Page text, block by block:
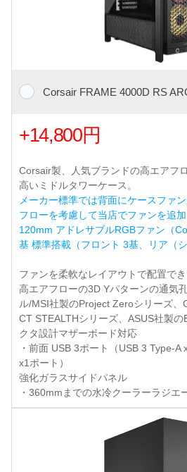
Corsair FRAME 4000D RS
+14,800円
Corsair製、人気ブランドの高エアフ
高いミドルタワーケース。
メーカー標準では背面にケースファ
フローを考慮して当店でファンを追加
120mm アドレサブルRGBファン（
基 標準搭載（フロント 3基、リア（
ファンを柔軟なレイアウトで配置で
高エアフローの3D Yパターンの通気
ル/MSI社製のProject Zeroシリーズ、
CT STEALTHシリーズ、ASUS社製
クタ設計マザーボード対応
・前面 USB 3ポート（USB 3 Type-
x1ポート）
強化ガラスサイドパネル
・360mmまでの水冷クーラーラジエ